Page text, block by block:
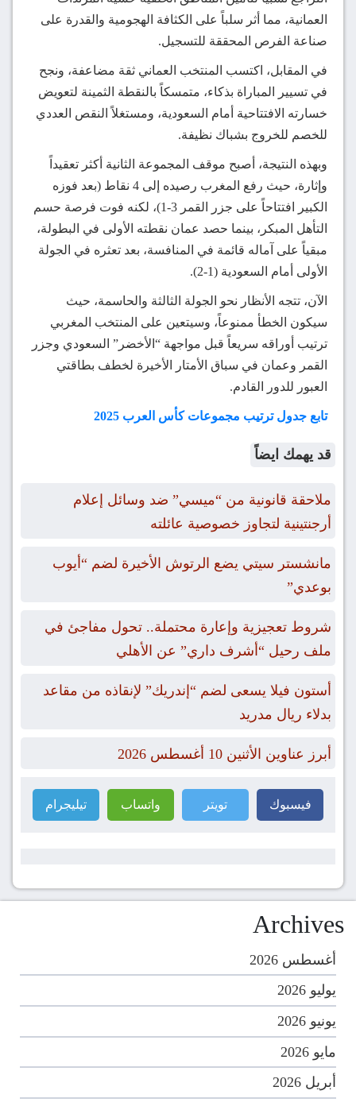
العمانية، مما أثر سلباً على الكثافة الهجومية والقدرة على
صناعة الفرص المحققة للتسجيل.
في المقابل، اكتسب المنتخب العماني ثقة مضاعفة، ونجح
في تسيير المباراة بذكاء، متمسكاً بالنقطة الثمينة لتعويض
خسارته الافتتاحية أمام السعودية، ومستغلاً النقص العددي
للخصم للخروج بشباك نظيفة.
وبهذه النتيجة، أصبح موقف المجموعة الثانية أكثر تعقيداً
وإثارة، حيث رفع المغرب رصيده إلى 4 نقاط (بعد فوزه
الكبير افتتاحاً على جزر القمر 3-1)، لكنه فوت فرصة حسم
التأهل المبكر، بينما حصد عمان نقطته الأولى في البطولة،
مبقياً على آماله قائمة في المنافسة، بعد تعثره في الجولة
الأولى أمام السعودية (1-2).
الآن، تتجه الأنظار نحو الجولة الثالثة والحاسمة، حيث
سيكون الخطأ ممنوعاً، وسيتعين على المنتخب المغربي
ترتيب أوراقه سريعاً قبل مواجهة “الأخضر” السعودي وجزر
القمر وعمان في سباق الأمتار الأخيرة لخطف بطاقتي
العبور للدور القادم.
تابع جدول ترتيب مجموعات كأس العرب 2025
قد يهمك ايضاً
ملاحقة قانونية من “ميسي” ضد وسائل إعلام
أرجنتينية لتجاوز خصوصية عائلته
مانشستر سيتي يضع الرتوش الأخيرة لضم “أيوب
بوعدي”
شروط تعجيزية وإعارة محتملة.. تحول مفاجئ في
ملف رحيل “أشرف داري” عن الأهلي
أستون فيلا يسعى لضم “إندريك” لإنقاذه من مقاعد
بدلاء ريال مدريد
أبرز عناوين الأثنين 10 أغسطس 2026
فيسبوك تويتر واتساب تيليجرام
Archives
أغسطس 2026
يوليو 2026
يونيو 2026
مايو 2026
أبريل 2026